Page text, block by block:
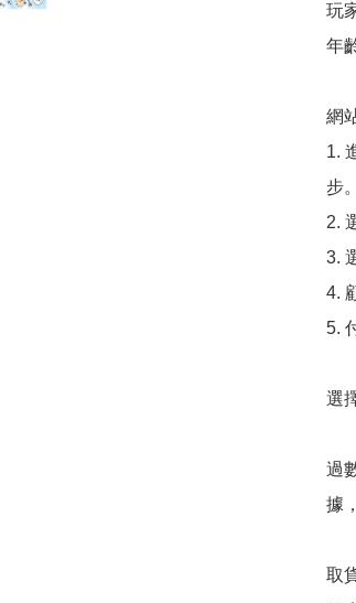
玩
年
網
1.
步。
2.
3.
4.
5.
選
過
據
取